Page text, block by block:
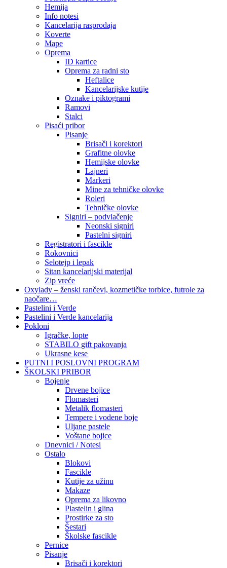
Hemija
Info notesi
Kancelarija rasprodaja
Koverte
Mape
Oprema
ID kartice
Oprema za radni sto
Heftalice
Kancelarijske kutije
Oznake i piktogrami
Ramovi
Stalci
Pisaći pribor
Pisanje
Brisači i korektori
Grafitne olovke
Hemijske olovke
Lajneri
Markeri
Mine za tehničke olovke
Roleri
Tehničke olovke
Signiri – podvlačenje
Neonski signiri
Pastelni signiri
Registratori i fascikle
Rokovnici
Selotejp i lepak
Sitan kancelarijski materijal
Zip vreće
Oxylady – ženski rančevi, kozmetičke torbice, futrole za
naočare…
Pastelini i Verde
Pastelini i Verde kancelarija
Pokloni
Igračke, lopte
STABILO gift pakovanja
Ukrasne kese
PUTNI I POSLOVNI PROGRAM
ŠKOLSKI PRIBOR
Bojenje
Drvene bojice
Flomasteri
Metalik flomasteri
Tempere i vodene boje
Uljane pastele
Voštane bojice
Dnevnici / Notesi
Ostalo
Blokovi
Fascikle
Kutije za užinu
Makaze
Oprema za likovno
Plastelin i glina
Prostirke za sto
Šestari
Školske fascikle
Pernice
Pisanje
Brisači i korektori